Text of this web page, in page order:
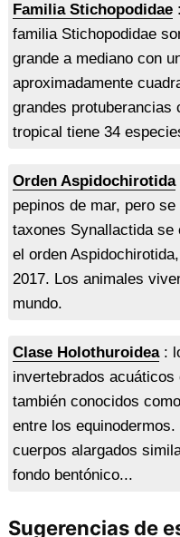
Familia Stichopodidae:
familia Stichopodidae
grande a mediano con
aproximadamente
grandes protuberancias
tropical tiene 34
Orden Aspidochirotida
pepinos de mar, pero
taxones Synallactida se
el orden
2017. Los animales
mundo.
Clase Holothuroidea:
invertebrados
también conocidos
entre los
cuerpos alargados
fondo bentónico...
Sugerencias de